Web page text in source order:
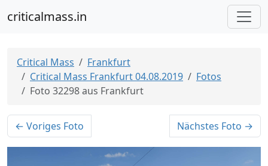
criticalmass.in
Critical Mass
Frankfurt
Critical Mass Frankfurt 04.08.2019
Fotos
Foto 32298 aus Frankfurt
← Voriges Foto Nächstes Foto →